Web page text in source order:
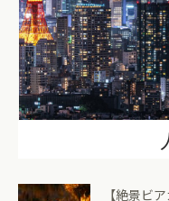
【絶景ビ